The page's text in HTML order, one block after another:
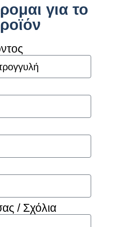
για το
/ Σχόλια